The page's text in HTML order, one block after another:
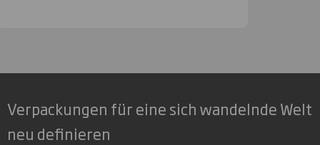
Verpackungen für eine sich wandelnde Welt
neu definieren